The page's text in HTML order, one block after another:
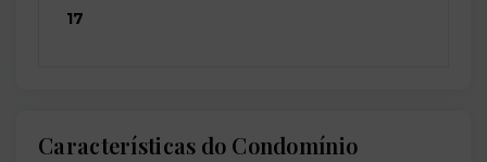
17
Características do Condomínio